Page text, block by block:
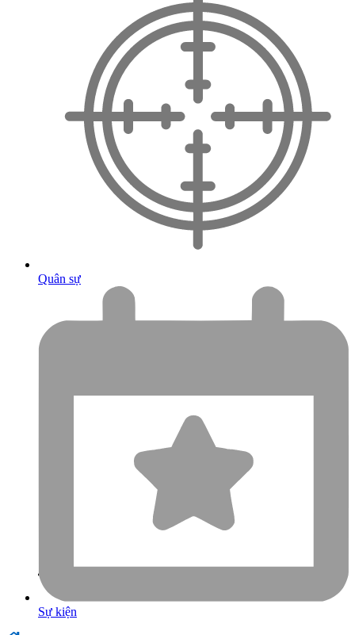
Quân sự
Sự kiện